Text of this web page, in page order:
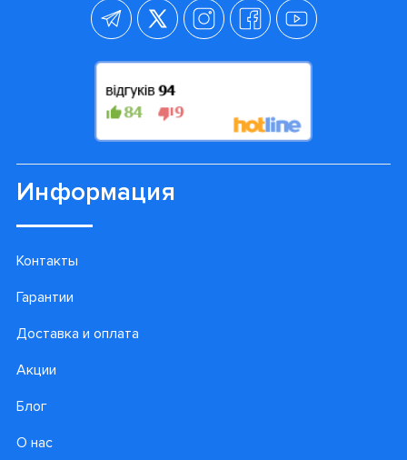
Информация
Контакты
Гарантии
Доставка и оплата
Акции
Блог
О нас